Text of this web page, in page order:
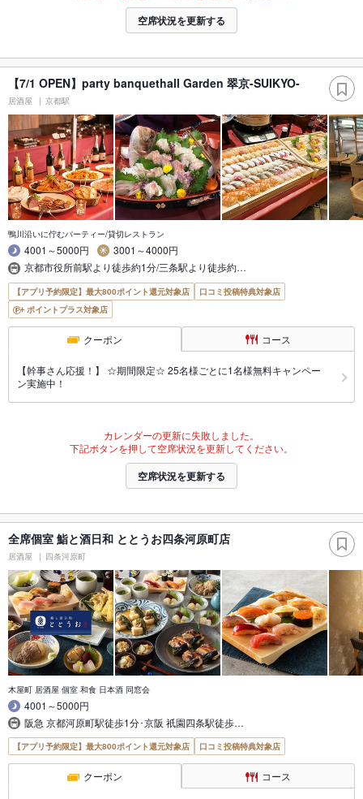
空席状況を更新する
【7/1 OPEN】party banquethall Garden 翠京-SUIKYO-
居酒屋 京都駅
鴨川沿いに佇むパーティー/貸切レストラン
4001～5000円
3001～4000円
京都市役所前駅より徒歩約1分/三条駅より徒歩約…
【アプリ予約限定】最大800ポイント還元対象店
口コミ投稿特典対象店
ポイントプラス対象店
クーポン コース
【幹事さん応援！】 ☆期間限定☆ 25名様ごとに1名様無料キャンペー
ン実施中！
カレンダーの更新に失敗しました。
下記ボタンを押して空席状況を更新してください。
空席状況を更新する
全席個室 鮨と酒日和 ととうお四条河原町店
居酒屋 四条河原町
木屋町 居酒屋 個室 和食 日本酒 同窓会
4001～5000円
阪急 京都河原町駅徒歩1分･京阪 祇園四条駅徒歩…
【アプリ予約限定】最大800ポイント還元対象店 口コミ投稿特典対象店
クーポン コース